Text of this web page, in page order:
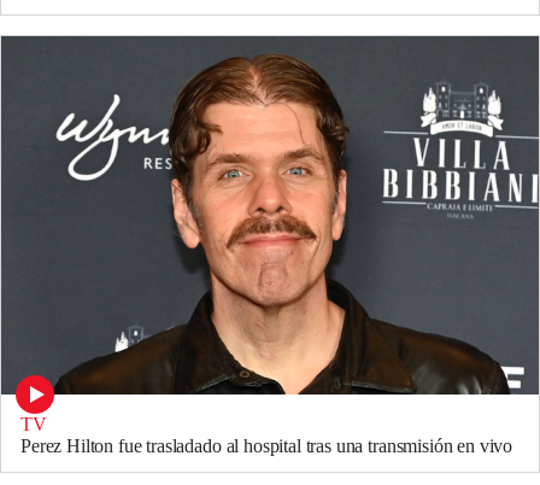
TV
Perez Hilton fue trasladado al hospital tras una transmisión en vivo